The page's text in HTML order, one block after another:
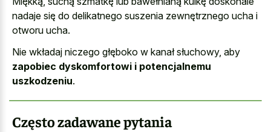
nadaje się do delikatnego suszenia zewnętrznego ucha i
otworu ucha.
Nie wkładaj niczego głęboko w kanał słuchowy, aby
zapobiec dyskomfortowi i potencjalnemu
uszkodzeniu.
Często zadawane pytania